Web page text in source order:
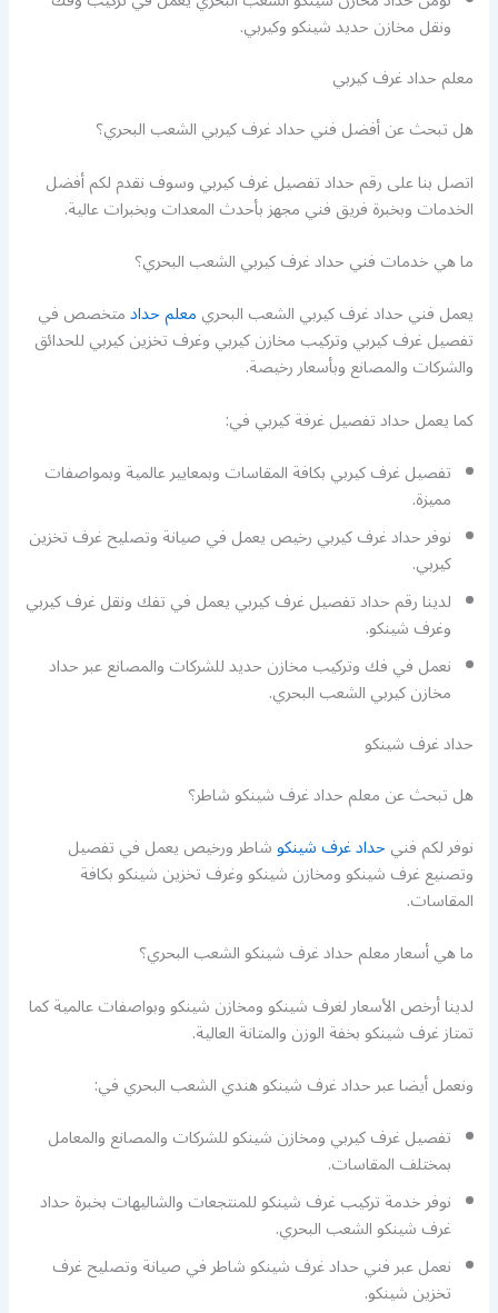
ونقل مخازن حديد شينكو وكيربي.
معلم حداد غرف كيربي
هل تبحث عن أفضل فني حداد غرف كيربي الشعب البحري؟
اتصل بنا على رقم حداد تفصيل غرف كيربي وسوف نقدم لكم أفضل
الخدمات وبخبرة فريق فني مجهز بأحدث المعدات وبخبرات عالية.
ما هي خدمات فني حداد غرف كيربي الشعب البحري؟
يعمل فني حداد غرف كيربي الشعب البحريمعلم حدادمتخصص في
تفصيل غرف كيربي وتركيب مخازن كيربي وغرف تخزين كيربي للحدائق
والشركات والمصانع وبأسعار رخيصة.
كما يعمل حداد تفصيل غرفة كيربي في:
تفصيل غرف كيربي بكافة المقاسات وبمعايير عالمية وبمواصفات
مميزة.
نوفر حداد غرف كيربي رخيص يعمل في صيانة وتصليح غرف تخزين
كيربي.
لدينا رقم حداد تفصيل غرف كيربي يعمل في تفك ونقل غرف كيربي
وغرف شينكو.
نعمل في فك وتركيب مخازن حديد للشركات والمصانع عبر حداد
مخازن كيربي الشعب البحري.
حداد غرف شينكو
هل تبحث عن معلم حداد غرف شينكو شاطر؟
نوفر لكم فنيحداد غرف شينكوشاطر ورخيص يعمل في تفصيل
وتصنيع غرف شينكو ومخازن شينكو وغرف تخزين شينكو بكافة
المقاسات.
ما هي أسعار معلم حداد غرف شينكو الشعب البحري؟
لدينا أرخص الأسعار لغرف شينكو ومخازن شينكو وبواصفات عالمية كما
تمتاز غرف شينكو بخفة الوزن والمتانة العالية.
ونعمل أيضا عبر حداد غرف شينكو هندي الشعب البحري في:
تفصيل غرف كيربي ومخازن شينكو للشركات والمصانع والمعامل
بمختلف المقاسات.
نوفر خدمة تركيب غرف شينكو للمنتجعات والشاليهات بخبرة حداد
غرف شينكو الشعب البحري.
نعمل عبر فني حداد غرف شينكو شاطر في صيانة وتصليح غرف
تخزين شينكو.